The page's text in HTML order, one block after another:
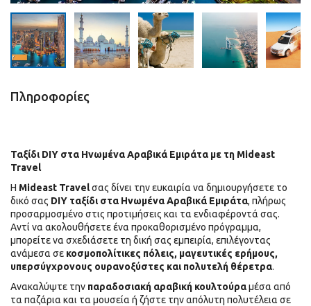
Πληροφορίες
Ταξίδι DIY στα Ηνωμένα Αραβικά Εμιράτα με τη Mideast
Travel
Η Mideast Travelσας δίνει την ευκαιρία να δημιουργήσετε το
δικό σας DIY ταξίδι στα Ηνωμένα Αραβικά Εμιράτα, πλήρως
προσαρμοσμένο στις προτιμήσεις και τα ενδιαφέροντά σας.
Αντί να ακολουθήσετε ένα προκαθορισμένο πρόγραμμα,
μπορείτε να σχεδιάσετε τη δική σας εμπειρία, επιλέγοντας
ανάμεσα σε κοσμοπολίτικες πόλεις, μαγευτικές ερήμους,
υπερσύγχρονους ουρανοξύστες και πολυτελή θέρετρα.
Ανακαλύψτε την παραδοσιακή αραβική κουλτούραμέσα από
τα παζάρια και τα μουσεία ή ζήστε την απόλυτη πολυτέλεια σε